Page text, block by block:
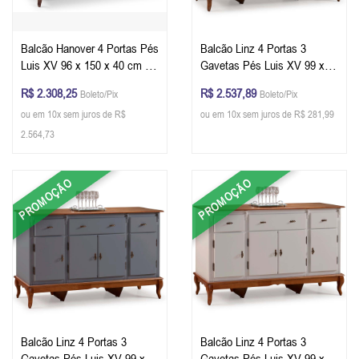
Balcão Hanover 4 Portas Pés
Luis XV 96 x 150 x 40 cm (A
R$ 2.308,25 Boleto/Pix
ou em 10x sem juros de R$
2.564,73
Balcão Linz 4 Portas 3
Gavetas Pés Luis XV 99 x
Branco/Imbuia Glazer
R$ 2.537,89 Boleto/Pix
ou em 10x sem juros de R$ 281,99
PROMOÇÃO
Balcão Linz 4 Portas 3
PROMOÇÃO
Balcão Linz 4 Portas 3